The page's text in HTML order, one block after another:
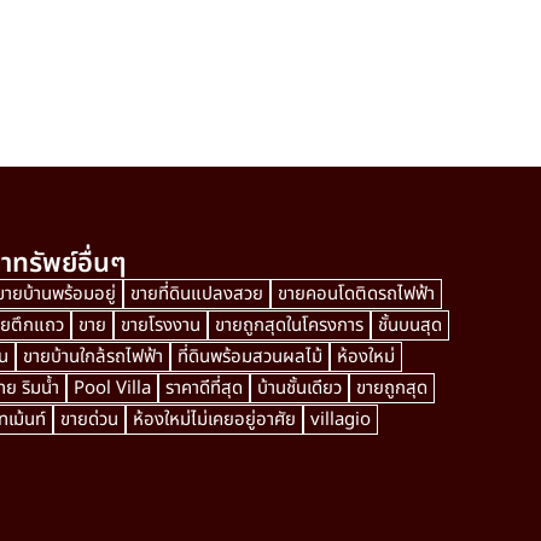
ทรัพย์อื่นๆ
ายบ้านพร้อมอยู่ ขายที่ดินแปลงสวย
ขายคอนโดติดรถไฟฟ้า
ตึกแถว ขาย ขายโรงงาน ขายถูกสุดในโครงการ ชั้นบนสุด
ขายบ้านใกล้รถไฟฟ้า ที่ดินพร้อมสวนผลไม้
ห้องใหม่
ย ริมน้ำ
Pool Villa ราคาดีที่สุด บ้านชั้นเดียว ขายถูกสุด
เม้นท์ ขายด่วน ห้องใหม่ไม่เคยอยู่อาศัย villagio